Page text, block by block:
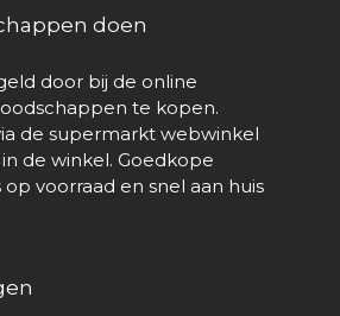
doen
door bij de online
te kopen.
de supermarkt webwinkel
de winkel. Goedkope
voorraad en snel aan huis